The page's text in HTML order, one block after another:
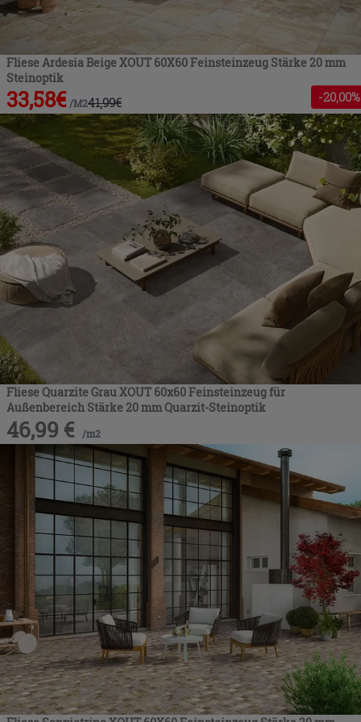
Fliese Ardesia Beige XOUT 60X60 Feinsteinzeug Stärke 20 mm
Steinoptik
33,58€ /M241,99€ -20,00%
Fliese Quarzite Grau XOUT 60x60 Feinsteinzeug für
Außenbereich Stärke 20 mm Quarzit-Steinoptik
46,99 € /m2